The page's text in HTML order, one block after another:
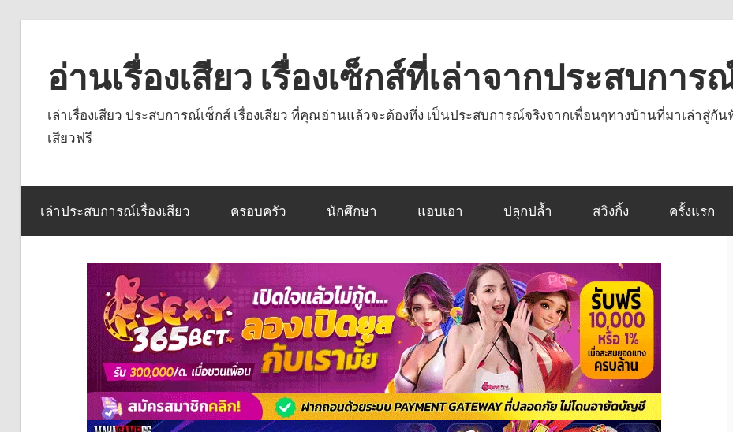
contentอ่านเรื่องเสียว เรื่องเซ็กส์ที่เล่าจากประสบการ
เล่าเรื่องเสียว ประสบการณ์เซ็กส์ เรื่องเสียว ที่คุณอ่านแล้วจะต้องทึ่ง เป็นประสบการณ์จริงจากเพื่อนๆทางบ้านที่มาเล่าสู่
เสียวฟรี
เล่าประสบการณ์เรื่องเสียว ครอบครัว นักศึกษา แอบเอา ปลุกปล้ำ สวิงกิ้ง ครั้งแรก